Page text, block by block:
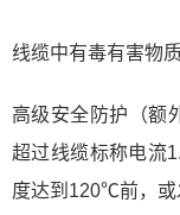
线缆中有毒有害物
高级安全防护（额
超过线缆标称电流
度达到120℃前，或